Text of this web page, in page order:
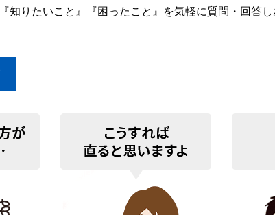
知りたいこと』『困ったこと』を気軽に質問・回答